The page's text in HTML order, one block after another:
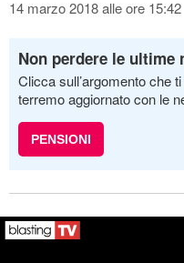
14 marzo 2018 alle ore 15:42
Non perdere le ultime
Clicca sull’argomento che
terremo aggiornato con le
PENSIONI